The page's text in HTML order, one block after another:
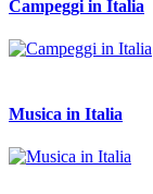
Campeggi in Italia
Musica in Italia